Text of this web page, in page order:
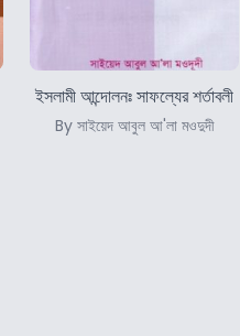
ইসলামী আন্দোলনঃ সাফল্যের শর্তাবলী
By সাইয়েদ আবুল আ'লা মওদুদী